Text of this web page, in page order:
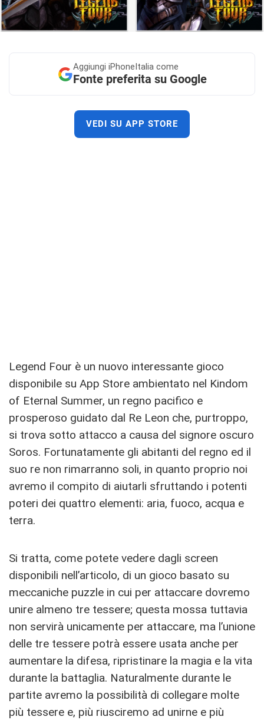
Aggiungi iPhoneItalia come
Fonte preferita su Google
VEDI SU APP STORE
Legend Four è un nuovo interessante gioco
disponibile su App Store ambientato nel Kindom
of Eternal Summer, un regno pacifico e
prosperoso guidato dal Re Leon che, purtroppo,
si trova sotto attacco a causa del signore oscuro
Soros. Fortunatamente gli abitanti del regno ed il
suo re non rimarranno soli, in quanto proprio noi
avremo il compito di aiutarli sfruttando i potenti
poteri dei quattro elementi: aria, fuoco, acqua e
terra.
Si tratta, come potete vedere dagli screen
disponibili nell’articolo, di un gioco basato su
meccaniche puzzle in cui per attaccare dovremo
unire almeno tre tessere; questa mossa tuttavia
non servirà unicamente per attaccare, ma l’unione
delle tre tessere potrà essere usata anche per
aumentare la difesa, ripristinare la magia e la vita
durante la battaglia. Naturalmente durante le
partite avremo la possibilità di collegare molte
più tessere e, più riusciremo ad unirne e più